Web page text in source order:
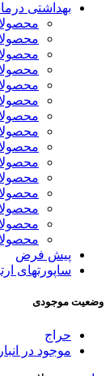
بهداشتی
پیش فرض
ساپورتهای
وضعیت موجودی
حراج
موجود در انبار